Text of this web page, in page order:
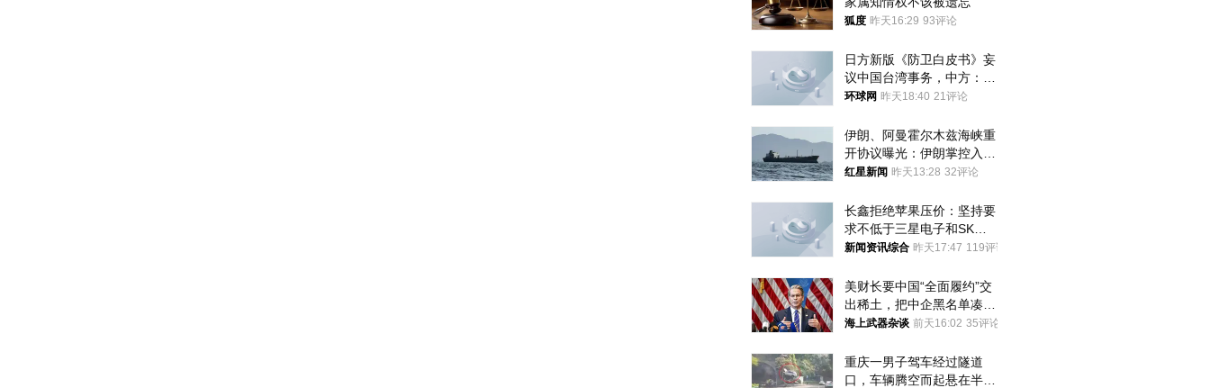
狐度 昨天16:29 93评论
日方新版《防卫白皮书》妄
议中国台湾事务，中方：强
烈不满、坚决反对，已向日
环球网 昨天18:40 21评论
伊朗、阿曼霍尔木兹海峡重
开协议曝光：伊朗掌控入湾
航道，与阿曼平分“服务费”
红星新闻 昨天13:28 32评论
长鑫拒绝苹果压价：坚持要
求不低于三星电子和SK海
力士
新闻资讯综合 昨天17:47 119评论
美财长要中国“全面履约”交
出稀土，把中企黑名单凑到
187家，中方做最坏打算
海上武器杂谈 前天16:02 35评论
重庆一男子驾车经过隧道
口，车辆腾空而起悬在半